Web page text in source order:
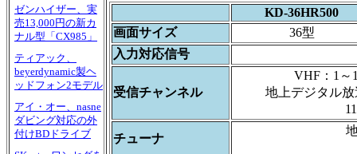
ゼンハイザー、実
売13,000円の新カ
ナル型「CX985」
ティアック、
beyerdynamic製ヘ
ッドフォン2モデル
アイ・オー、nasne
ダビング対応の外
付けBDドライブ
KD-36HR500
画面サイズ
36型
入力対応信号
受信チャンネル
VHF：1～
地上デジタル放
チューナ